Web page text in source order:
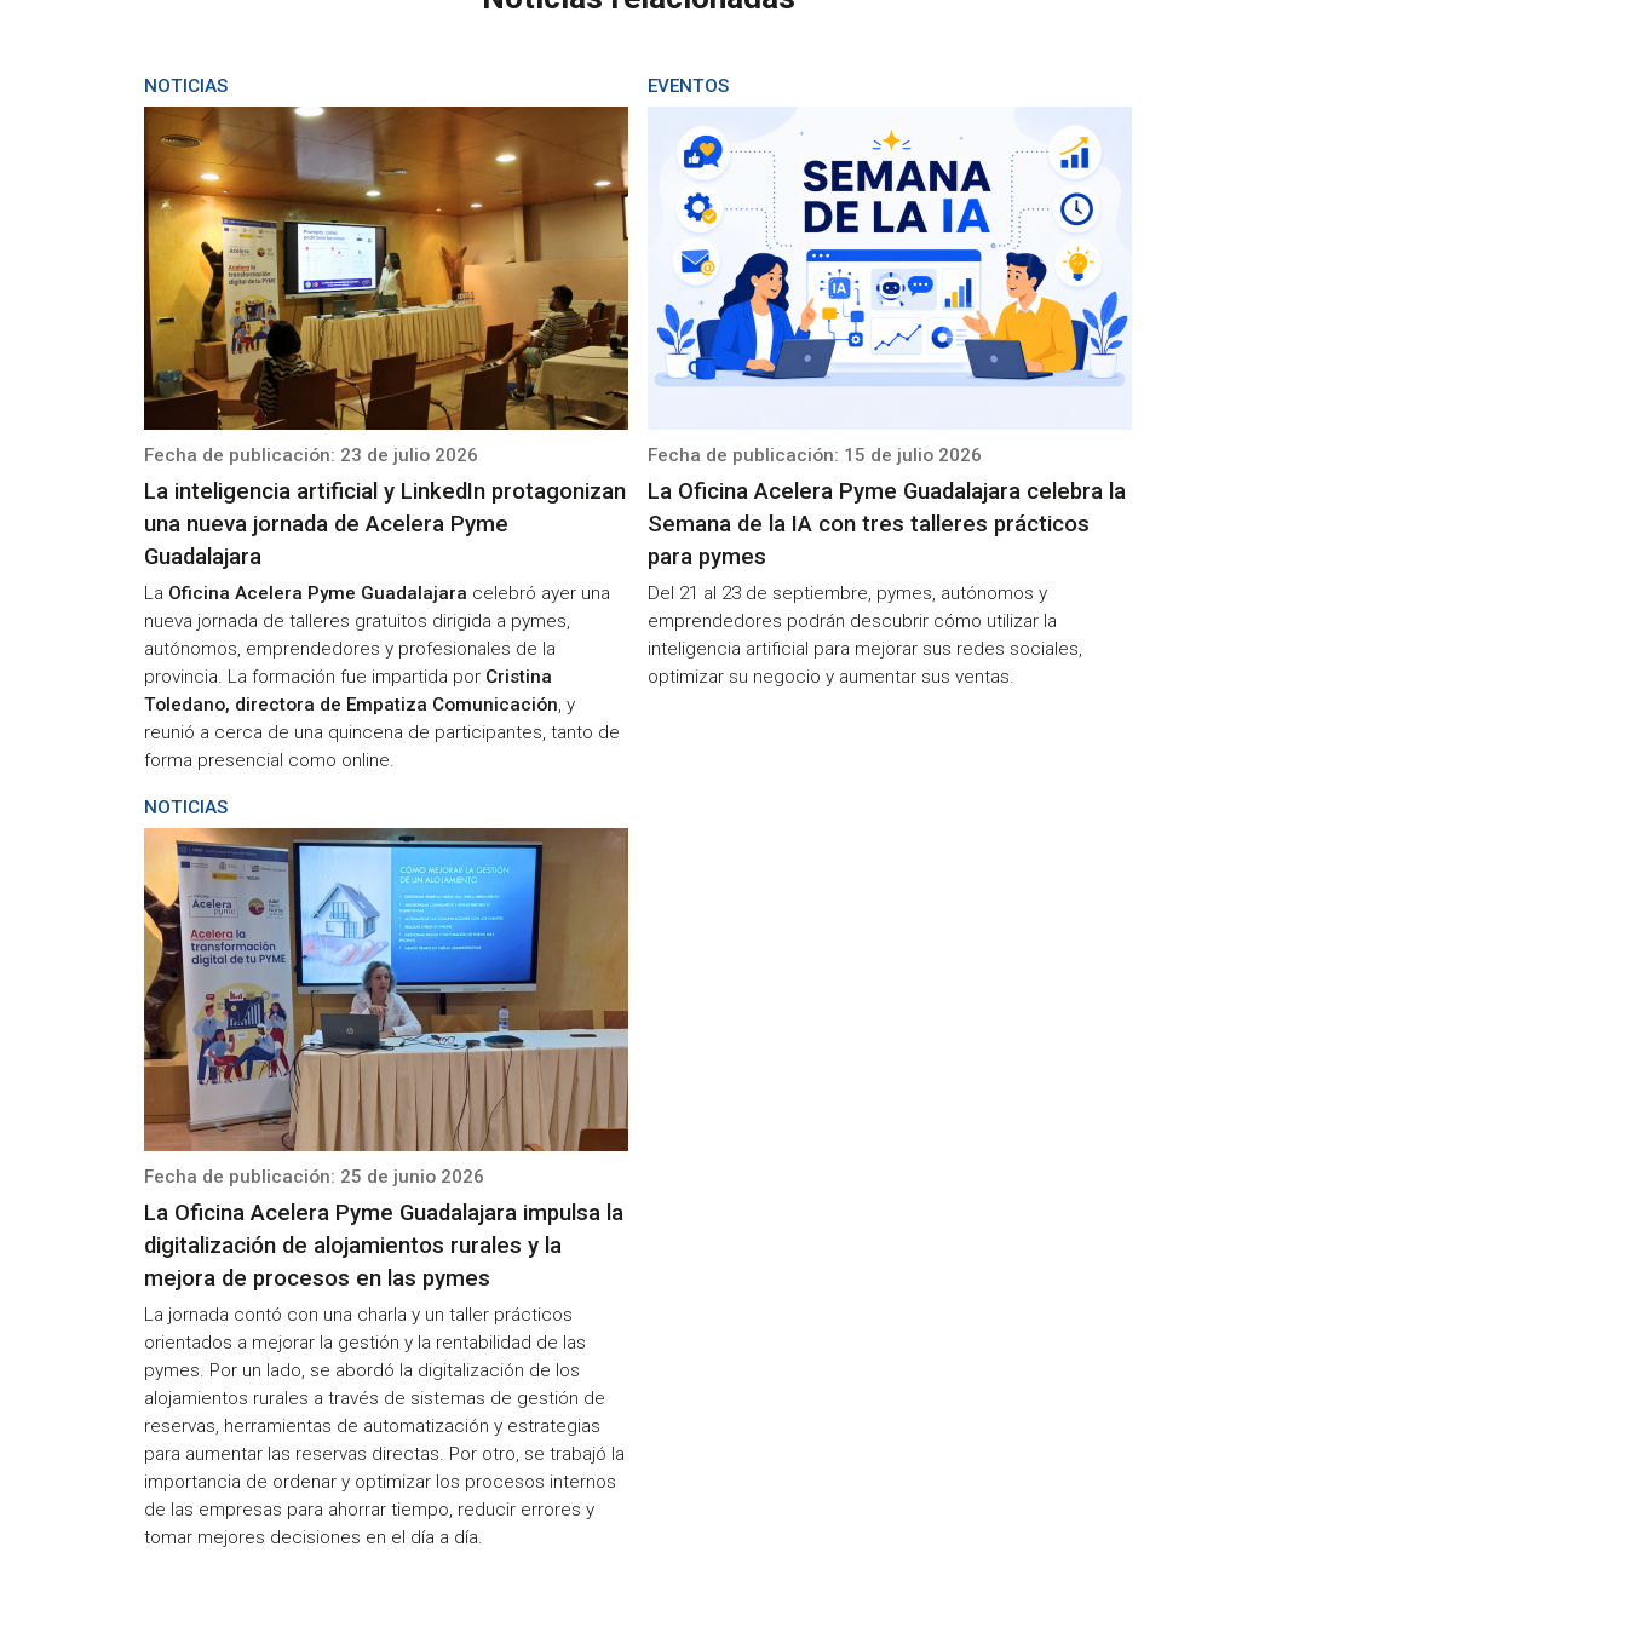
NOTICIAS
Fecha de publicación: 23 de julio 2026
La inteligencia artificial y LinkedIn protagonizan
una nueva jornada de Acelera Pyme
Guadalajara
La Oficina Acelera Pyme Guadalajara celebró ayer una
nueva jornada de talleres gratuitos dirigida a pymes,
autónomos, emprendedores y profesionales de la
provincia. La formación fue impartida por Cristina
Toledano, directora de Empatiza Comunicación , y
reunió a cerca de una quincena de participantes, tanto de
forma presencial como online.
EVENTOS
Fecha de publicación: 15 de julio 2026
La Oficina Acelera Pyme Guadalajara celebra la
Semana de la IA con tres talleres prácticos
para pymes
Del 21 al 23 de septiembre, pymes, autónomos y
emprendedores podrán descubrir cómo utilizar la
inteligencia artificial para mejorar sus redes sociales,
optimizar su negocio y aumentar sus ventas.
NOTICIAS
Fecha de publicación: 25 de junio 2026
La Oficina Acelera Pyme Guadalajara impulsa la
digitalización de alojamientos rurales y la
mejora de procesos en las pymes
La jornada contó con una charla y un taller prácticos
orientados a mejorar la gestión y la rentabilidad de las
pymes. Por un lado, se abordó la digitalización de los
alojamientos rurales a través de sistemas de gestión de
reservas, herramientas de automatización y estrategias
para aumentar las reservas directas. Por otro, se trabajó la
importancia de ordenar y optimizar los procesos internos
de las empresas para ahorrar tiempo, reducir errores y
tomar mejores decisiones en el día a día.